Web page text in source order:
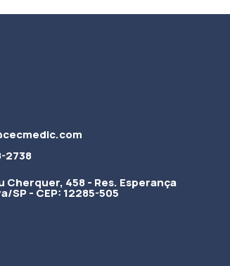
2738
Cherquer, 458 - Res. Esperança
SP - CEP: 12285-505